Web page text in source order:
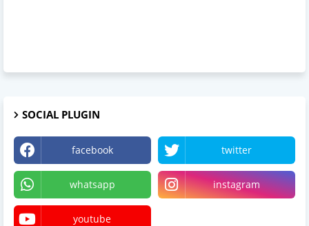
SOCIAL PLUGIN
facebook twitter
whatsapp instagram
youtube